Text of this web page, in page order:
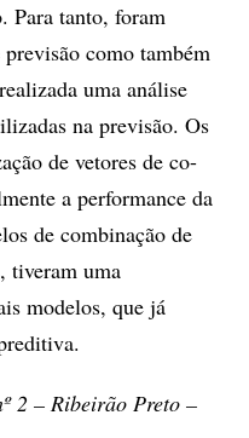
Para tanto, foram
como também
uma análise
na previsão. Os
de vetores de co-
a performance da
de combinação de
tiveram uma
modelos, que já
2 – Ribeirão Preto –